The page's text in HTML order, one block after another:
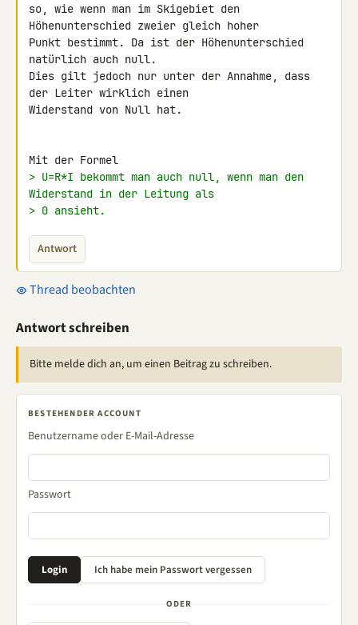
so, wie wenn man im Skigebiet den
Höhenunterschied zweier gleich hoher
Punkt bestimmt. Da ist der Höhenunterschied
natürlich auch null.
Dies gilt jedoch nur unter der Annahme, dass
der Leiter wirklich einen
Widerstand von Null hat.
> U=R*I bekommt man auch null, wenn man den
Widerstand in der Leitung als
> 0 ansieht.
Antwort
Thread beobachten
Antwort schreiben
Bitte melde dich an, um einen Beitrag zu schreiben.
BESTEHENDER ACCOUNT
Benutzername oder E-Mail-Adresse
Passwort
ODER